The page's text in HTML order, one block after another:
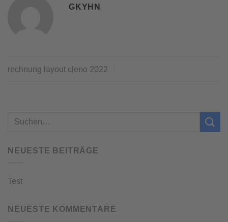
GKYHN
rechnung layout cleno 2022
NEUESTE BEITRÄGE
Test
NEUESTE KOMMENTARE